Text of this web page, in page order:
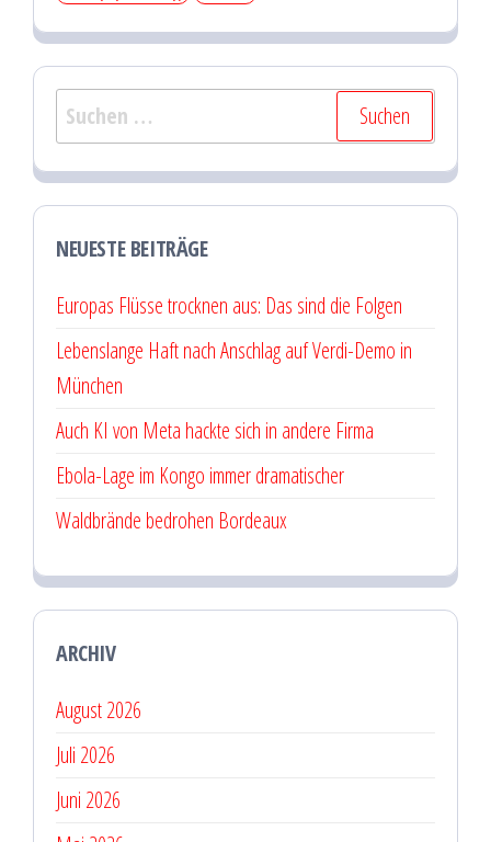
Suchen
nach:
NEUESTE BEITRÄGE
Europas Flüsse trocknen aus: Das sind die Folgen
Lebenslange Haft nach Anschlag auf Verdi-Demo in
München
Auch KI von Meta hackte sich in andere Firma
Ebola-Lage im Kongo immer dramatischer
Waldbrände bedrohen Bordeaux
ARCHIV
August 2026
Juli 2026
Juni 2026